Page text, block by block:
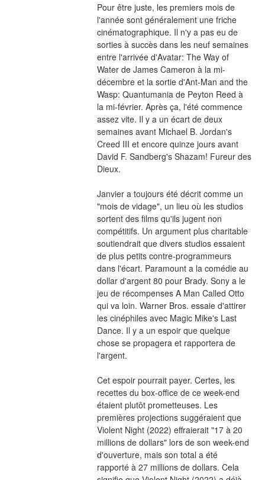
Pour être juste, les premiers mois de
l'année sont généralement une friche
cinématographique. Il n'y a pas eu de
sorties à succès dans les neuf semaines
entre l'arrivée d'Avatar: The Way of
Water de James Cameron à la mi-
décembre et la sortie d'Ant-Man and the
Wasp: Quantumania de Peyton Reed à
la mi-février. Après ça, l'été commence
assez vite. Il y a un écart de deux
semaines avant Michael B. Jordan's
Creed III et encore quinze jours avant
David F. Sandberg's Shazam! Fureur des
Dieux.
Janvier a toujours été décrit comme un
"mois de vidage", un lieu où les studios
sortent des films qu'ils jugent non
compétitifs. Un argument plus charitable
soutiendrait que divers studios essaient
de plus petits contre-programmeurs
dans l'écart. Paramount a la comédie au
dollar d'argent 80 pour Brady. Sony a le
jeu de récompenses A Man Called Otto
qui va loin. Warner Bros. essaie d'attirer
les cinéphiles avec Magic Mike's Last
Dance. Il y a un espoir que quelque
chose se propagera et rapportera de
l'argent.
Cet espoir pourrait payer. Certes, les
recettes du box-office de ce week-end
étaient plutôt prometteuses. Les
premières projections suggéraient que
Violent Night (2022) effraierait "17 à 20
millions de dollars" lors de son week-end
d'ouverture, mais son total a été
rapporté à 27 millions de dollars. Cela